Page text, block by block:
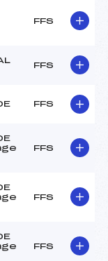
FFS
FFS
FFS
FFS
FFS
FFS